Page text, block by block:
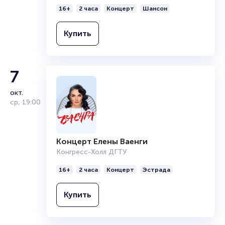
16+ 2 часа Концерт Шансон
Купить
7
окт.
ср, 19:00
Концерт Елены Ваенги
Конгресс-Холл ДГТУ
16+ 2 часа Концерт Эстрада
Купить